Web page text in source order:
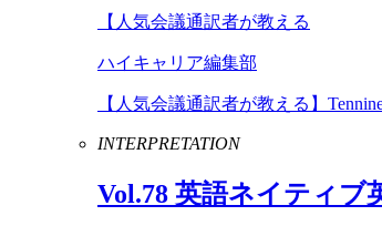
【人気会議通訳者が教える
ハイキャリア編集部
【人気会議通訳者が教える】
INTERPRETATION
Vol.78 英語ネイティブ